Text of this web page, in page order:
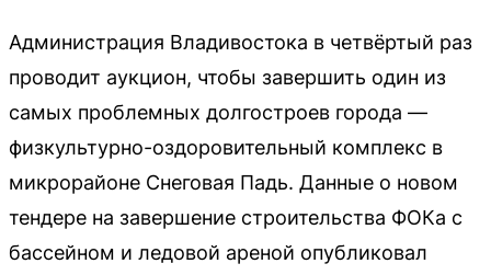
Администрация Владивостока в четвёртый раз
проводит аукцион, чтобы завершить один из
самых проблемных долгостроев города —
физкультурно-оздоровительный комплекс в
микрорайоне Снеговая Падь. Данные о новом
тендере на завершение строительства ФОКа с
бассейном и ледовой ареной опубликовал